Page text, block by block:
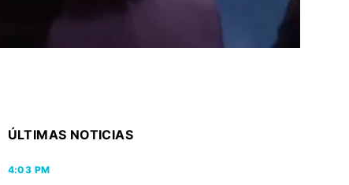
ÚLTIMAS NOTICIAS
4:03 PM